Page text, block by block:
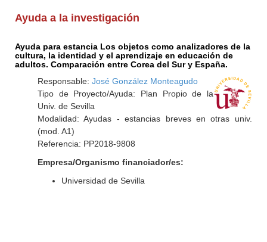
Ayuda a la investigación
Ayuda para estancia Los objetos como analizadores de la
cultura, la identidad y el aprendizaje en educación de
adultos. Comparación entre Corea del Sur y España.
Responsable: José González Monteagudo
Tipo de Proyecto/Ayuda: Plan Propio de la
Univ. de Sevilla
Modalidad: Ayudas - estancias breves en otras univ.
(mod. A1)
Referencia: PP2018-9808
Empresa/Organismo financiador/es:
Universidad de Sevilla